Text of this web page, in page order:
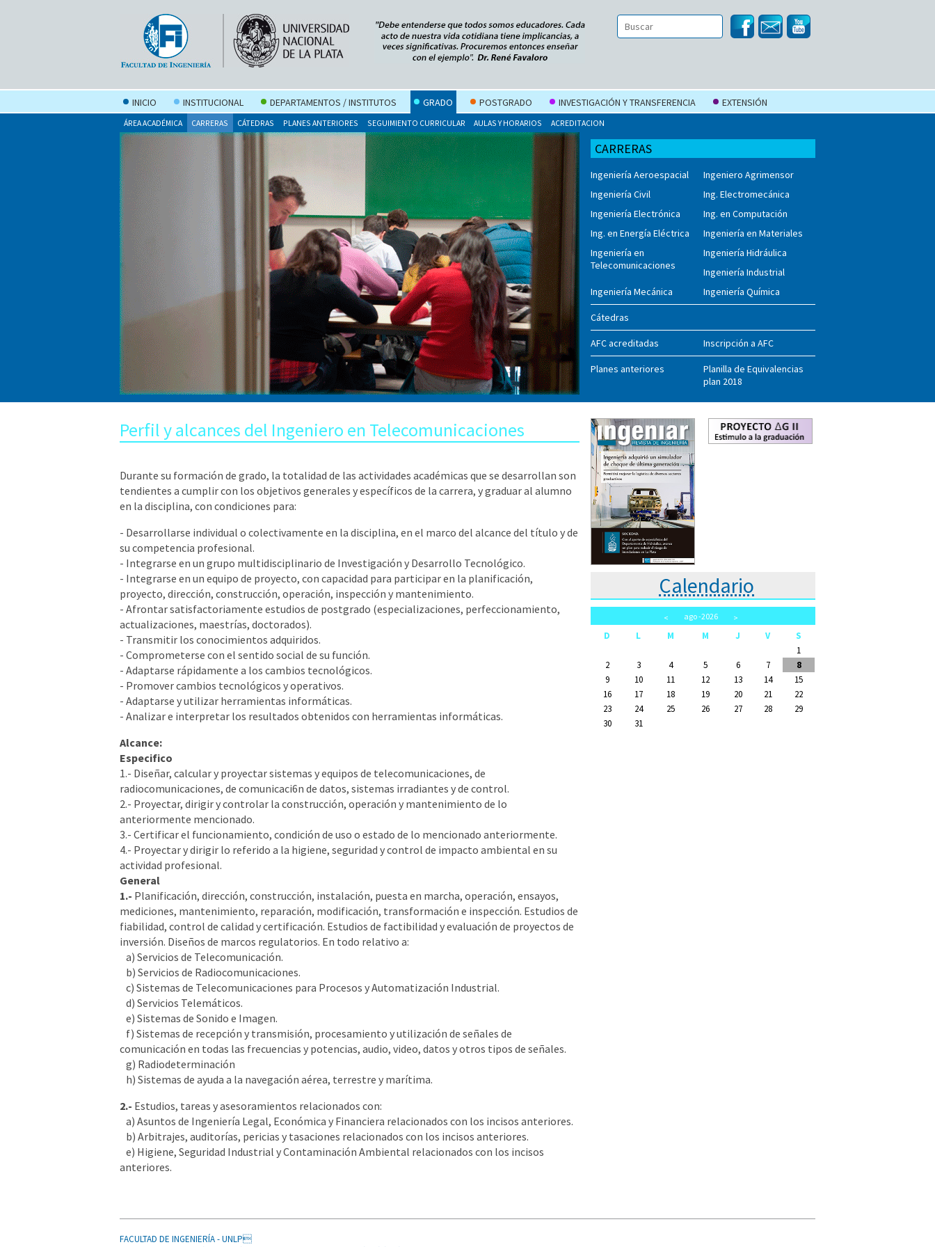
INICIO INSTITUCIONAL DEPARTAMENTOS / INSTITUTOS GRADO POSTGRADO INVESTIGACIÓN Y TRANSFERENCIA EXTENSIÓN
ÁREA ACADÉMICA CARRERAS CÁTEDRAS PLANES ANTERIORES SEGUIMIENTO CURRICULAR AULAS Y HORARIOS ACREDITACION
CARRERAS
Ingeniería Aeroespacial
Ingeniero Agrimensor
Ingeniería Civil
Ing. Electromecánica
Ingeniería Electrónica
Ing. en Computación
Ing. en Energía Eléctrica
Ingeniería en Materiales
Ingeniería en
Telecomunicaciones
Ingeniería Hidráulica
Ingeniería Industrial
Ingeniería Mecánica
Ingeniería Química
Cátedras
AFC acreditadas Inscripción a AFC
Planes anteriores
Planilla de Equivalencias
plan 2018
Perfil y alcances del Ingeniero en Telecomunicaciones
Durante su formación de grado, la totalidad de las actividades académicas que se desarrollan son
tendientes a cumplir con los objetivos generales y específicos de la carrera, y graduar al alumno
en la disciplina, con condiciones para:
- Desarrollarse individual o colectivamente en la disciplina, en el marco del alcance del título y de
su competencia profesional.
- Integrarse en un grupo multidisciplinario de Investigación y Desarrollo Tecnológico.
- Integrarse en un equipo de proyecto, con capacidad para participar en la planificación,
proyecto, dirección, construcción, operación, inspección y mantenimiento.
- Afrontar satisfactoriamente estudios de postgrado (especializaciones, perfeccionamiento,
actualizaciones, maestrías, doctorados).
- Transmitir los conocimientos adquiridos.
- Comprometerse con el sentido social de su función.
- Adaptarse rápidamente a los cambios tecnológicos.
- Promover cambios tecnológicos y operativos.
- Adaptarse y utilizar herramientas informáticas.
- Analizar e interpretar los resultados obtenidos con herramientas informáticas.
Alcance:
Especifico
1.- Diseñar, calcular y proyectar sistemas y equipos de telecomunicaciones, de
radiocomunicaciones, de comunicaci6n de datos, sistemas irradiantes y de control.
2.- Proyectar, dirigir y controlar la construcción, operación y mantenimiento de lo
anteriormente mencionado.
3.- Certificar el funcionamiento, condición de uso o estado de lo mencionado anteriormente.
4.- Proyectar y dirigir lo referido a la higiene, seguridad y control de impacto ambiental en su
actividad profesional.
General
1.- Planificación, dirección, construcción, instalación, puesta en marcha, operación, ensayos,
mediciones, mantenimiento, reparación, modificación, transformación e inspección. Estudios de
fiabilidad, control de calidad y certificación. Estudios de factibilidad y evaluación de proyectos de
inversión. Diseños de marcos regulatorios. En todo relativo a:
a) Servicios de Telecomunicación.
b) Servicios de Radiocomunicaciones.
c) Sistemas de Telecomunicaciones para Procesos y Automatización Industrial.
d) Servicios Telemáticos.
e) Sistemas de Sonido e Imagen.
f) Sistemas de recepción y transmisión, procesamiento y utilización de señales de
comunicación en todas las frecuencias y potencias, audio, video, datos y otros tipos de señales.
g) Radiodeterminación
h) Sistemas de ayuda a la navegación aérea, terrestre y marítima.
2.- Estudios, tareas y asesoramientos relacionados con:
a) Asuntos de Ingeniería Legal, Económica y Financiera relacionados con los incisos anteriores.
b) Arbitrajes, auditorías, pericias y tasaciones relacionados con los incisos anteriores.
e) Higiene, Seguridad Industrial y Contaminación Ambiental relacionados con los incisos
anteriores.
Calendario
< ago-2026 >
D L M M J V
S
1
2
3 4 5 6 7
8
9
10 11 12 13 14
15
16
17 18 19 20 21
22
23
24 25 26 27 28
29
30
31
FACULTAD DE INGENIERÍA - UNLP